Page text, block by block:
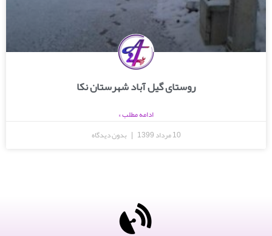
روستای گيل آباد شهرستان نکا
ادامه مطلب »
10 مرداد 1399
بدون دیدگاه